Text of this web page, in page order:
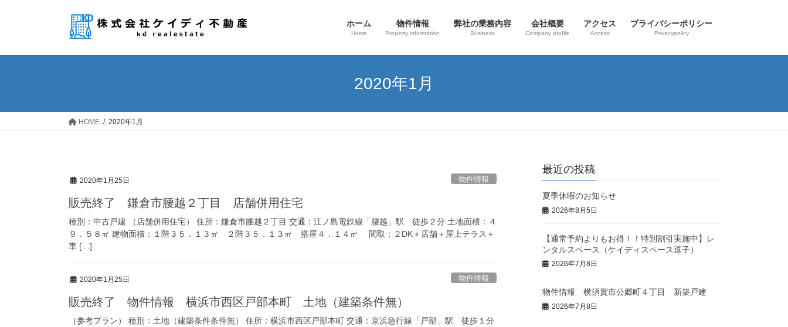
ホーム
Home
物件情報
Property information
弊社の業務内容
Business
会社概要
Company profile
アクセス
Access
プライバシーポリシー
Privacypolicy
2020年1月
HOME 2020年1月
2020年1月25日 物件情報
販売終了 鎌倉市腰越２丁目 店舗併用住宅
種別：中古戸建 （店舗併用住宅） 住所：鎌倉市腰越２丁目 交通：江ノ島電鉄線「腰越」駅 徒歩２分 土地面積：４
９．５８㎡ 建物面積：１階３５．１３㎡ ２階３５．１３㎡ 搭屋４．１４㎡ 間取：２DK＋店舗＋屋上テラス＋
車 […]
2020年1月25日 物件情報
販売終了 物件情報 横浜市西区戸部本町 土地（建築条件無）
（参考プラン） 種別：土地（建築条件条件無） 住所：横浜市西区戸部本町 交通：京浜急行線「戸部」駅 徒歩１分
最近の投稿
夏季休暇のお知らせ
2026年8月5日
【通常予約よりもお得！！特別割引実施中】レ
ンタルスペース（ケイディスペース逗子）
2026年7月8日
物件情報 横須賀市公郷町４丁目 新築戸建
2026年7月8日